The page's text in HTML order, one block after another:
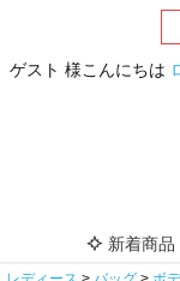
ゲスト 様こんにちは
新着商品